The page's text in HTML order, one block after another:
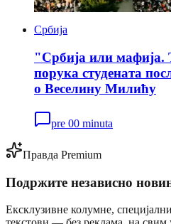
Србија
"Србија или
порука студената
о Веселину Милићу
pre 00 minuta
Правда Premium
Подржите независно
Ексклузивне колумне,